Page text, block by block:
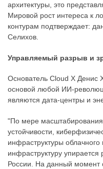
архитектуры, это
Мировой рост интереса к
контурам подтверждает:
Селихов.
Управляемый разрыв и
Основатель Cloud X Денис
основой любой ИИ-
являются дата-центры и
"По мере масштабирования
устойчивости,
инфраструктуры
инфраструктуру упирается
России. На данный момент